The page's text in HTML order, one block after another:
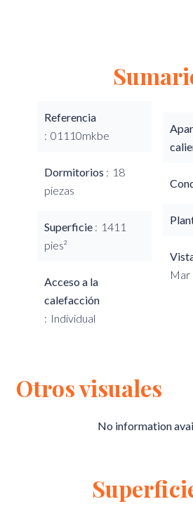
Referencia
01110mkbe
Dormitorios
18
piezas
Superficie
1411
pies²
Acceso a la
calefacción
Individual
Mar
Otros visuales
No information